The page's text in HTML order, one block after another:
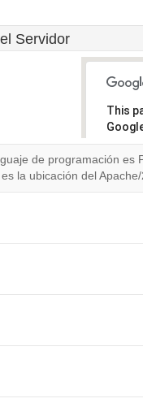
Servidor
This
Do
own
de programación es
la ubicación del